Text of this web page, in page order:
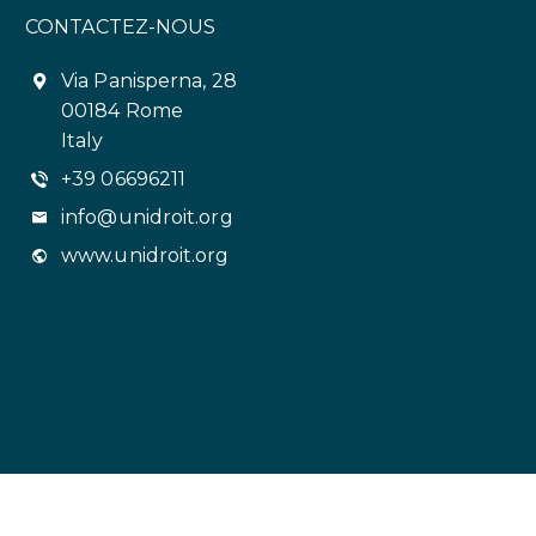
CONTACTEZ-NOUS
Via Panisperna, 28
00184 Rome
Italy
+39 06696211
info@unidroit.org
www.unidroit.org